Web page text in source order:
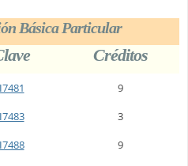
Básica Particular
Créditos
I7481
9
I7483
3
I7488
9